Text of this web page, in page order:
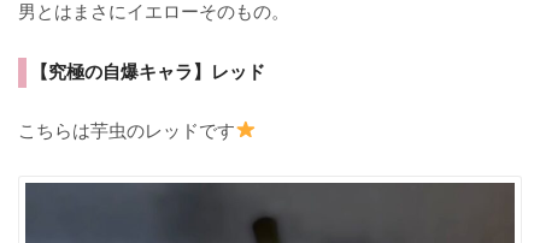
男とはまさにイエローそのもの。
【究極の自爆キャラ】レッド
こちらは芋虫のレッドです